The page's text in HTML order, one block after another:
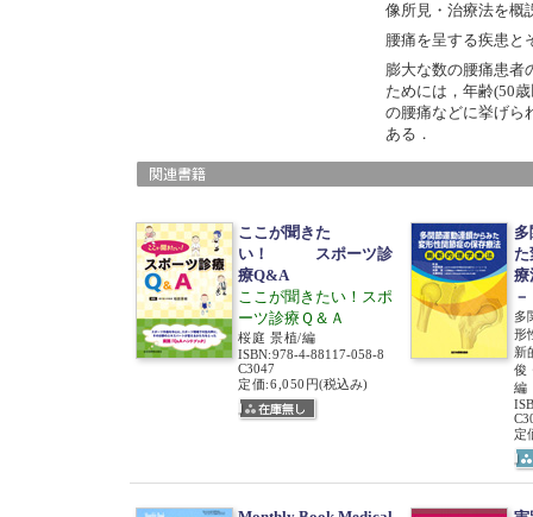
像所見・治療法を概
腰痛を呈する疾患と
膨大な数の腰痛患者
ためには，年齢(50
の腰痛などに挙げら
ある．
ここが聞きた
い！ スポーツ診
療Q&A
ここが聞きたい！スポ
ーツ診療Ｑ＆Ａ
桜庭 景植/編
ISBN:978-4-88117-058-8
C3047
定価:6,050円(税込み)
た
療
－
多
形
新
俊
編
定